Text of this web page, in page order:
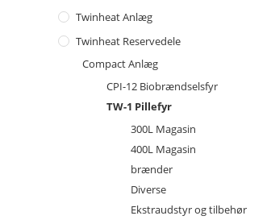
Twinheat Anlæg
Twinheat Reservedele
Compact Anlæg
CPI-12 Biobrændselsfyr
TW-1 Pillefyr
300L Magasin
400L Magasin
brænder
Diverse
Ekstraudstyr og tilbehør